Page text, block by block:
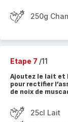
250g
Etape 7 /11
Ajoutez le lait et
pour rectifier
de noix de
25cl Lait